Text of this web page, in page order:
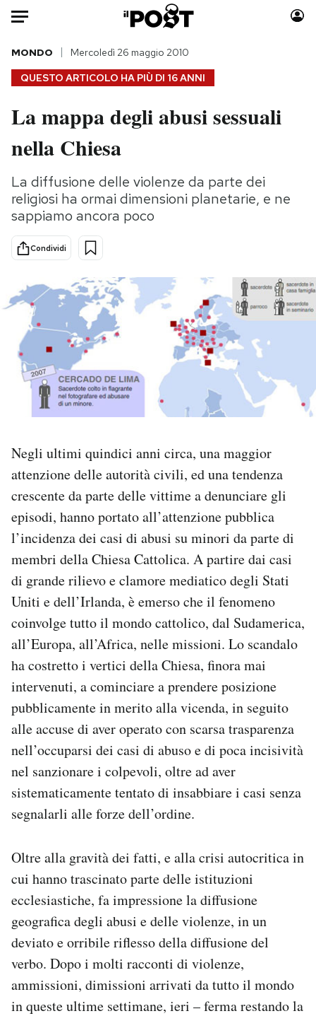
Auto
HOME
Italia
Politica
Tecnologia
Internet
Scienza
Cultura
Economia
Sport
Moda
Storie/Idee
Ok Boomer!
Mondiali calcio 2026
PODCAST
NEWSLETTER
CALENDARIO
AREA PERSONALE
Area Personale
Newsletter
Notifiche mobile
Regala il Post
Hai bisogno di aiuto?
QUESTO ARTICOLO HA PIÙ DI 16 ANNI
MONDO Mercoledì 26 maggio 2010
La mappa degli abusi sessuali
nella Chiesa
La diffusione delle violenze da parte dei
religiosi ha ormai dimensioni planetarie, e ne
sappiamo ancora poco
Condividi
Negli ultimi quindici anni circa, una maggior
attenzione delle autorità civili, ed una tendenza
crescente da parte delle vittime a denunciare gli
episodi, hanno portato all’attenzione pubblica
l’incidenza dei casi di abusi su minori da parte di
membri della Chiesa Cattolica. A partire dai casi
di grande rilievo e clamore mediatico degli Stati
Uniti e dell’Irlanda, è emerso che il fenomeno
coinvolge tutto il mondo cattolico, dal Sudamerica,
all’Europa, all’Africa, nelle missioni. Lo scandalo
ha costretto i vertici della Chiesa, finora mai
intervenuti, a cominciare a prendere posizione
pubblicamente in merito alla vicenda, in seguito
alle accuse di aver operato con scarsa trasparenza
nell’occuparsi dei casi di abuso e di poca incisività
nel sanzionare i colpevoli, oltre ad aver
sistematicamente tentato di insabbiare i casi senza
segnalarli alle forze dell’ordine.
Oltre alla gravità dei fatti, e alla crisi autocritica in
cui hanno trascinato parte delle istituzioni
ecclesiastiche, fa impressione la diffusione
geografica degli abusi e delle violenze, in un
deviato e orribile riflesso della diffusione del
verbo. Dopo i molti racconti di violenze,
ammissioni, dimissioni arrivati da tutto il mondo
in queste ultime settimane, ieri – ferma restando la